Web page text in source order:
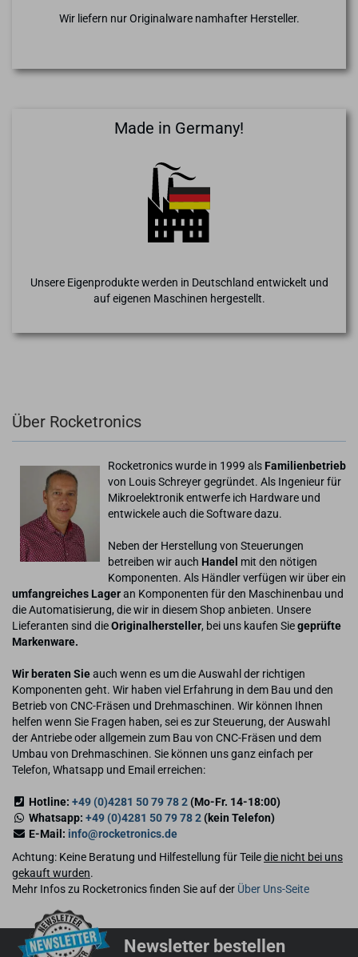
Wir liefern nur Originalware namhafter Hersteller.
Made in Germany!
Unsere Eigenprodukte werden in Deutschland entwickelt und
auf eigenen Maschinen hergestellt.
Über Rocketronics
Rocketronics wurde in 1999 als Familienbetrieb
von Louis Schreyer gegründet. Als Ingenieur für
Mikroelektronik entwerfe ich Hardware und
entwickele auch die Software dazu.
Neben der Herstellung von Steuerungen
betreiben wir auch Handel mit den nötigen
Komponenten. Als Händler verfügen wir über ein
umfangreiches Lageran Komponenten für den Maschinenbau und
die Automatisierung, die wir in diesem Shop anbieten. Unsere
Lieferanten sind dieOriginalhersteller, bei uns kaufen Siegeprüfte
Markenware.
Wir beraten Sieauch wenn es um die Auswahl der richtigen
Komponenten geht. Wir haben viel Erfahrung in dem Bau und den
Betrieb von CNC-Fräsen und Drehmaschinen. Wir können Ihnen
helfen wenn Sie Fragen haben, sei es zur Steuerung, der Auswahl
der Antriebe oder allgemein zum Bau von CNC-Fräsen und dem
Umbau von Drehmaschinen. Sie können uns ganz einfach per
Telefon, Whatsapp und Email erreichen:
Hotline: +49 (0)4281 50 79 78 2(Mo-Fr. 14-18:00)
Whatsapp: +49 (0)4281 50 79 78 2(kein Telefon)
E-Mail: info@rocketronics.de
Achtung: Keine Beratung und Hilfestellung für Teiledie nicht bei uns
gekauft wurden.
Mehr Infos zu Rocketronics finden Sie auf der Über Uns-Seite
Newsletter bestellen